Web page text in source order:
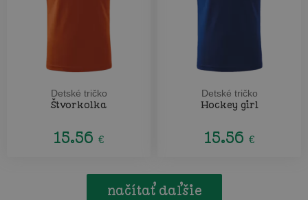
Detské tričko
Štvorkolka
15.56 €
Detské tričko
Hockey girl
15.56 €
načítať daľšie